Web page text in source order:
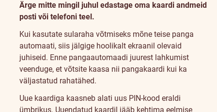
Ärge mitte mingil juhul edastage oma kaardi andmeid
posti või telefoni teel.
Kui kasutate sularaha võtmiseks mõne teise panga
automaati, siis jälgige hoolikalt ekraanil olevaid
juhiseid. Enne pangaautomaadi juurest lahkumist
veenduge, et võtsite kaasa nii pangakaardi kui ka
väljastatud rahatähed.
Uue kaardiga kaasneb alati uus PIN-kood eraldi
ümbrikus. Uuendatud kaardil jääb kehtima eelmise